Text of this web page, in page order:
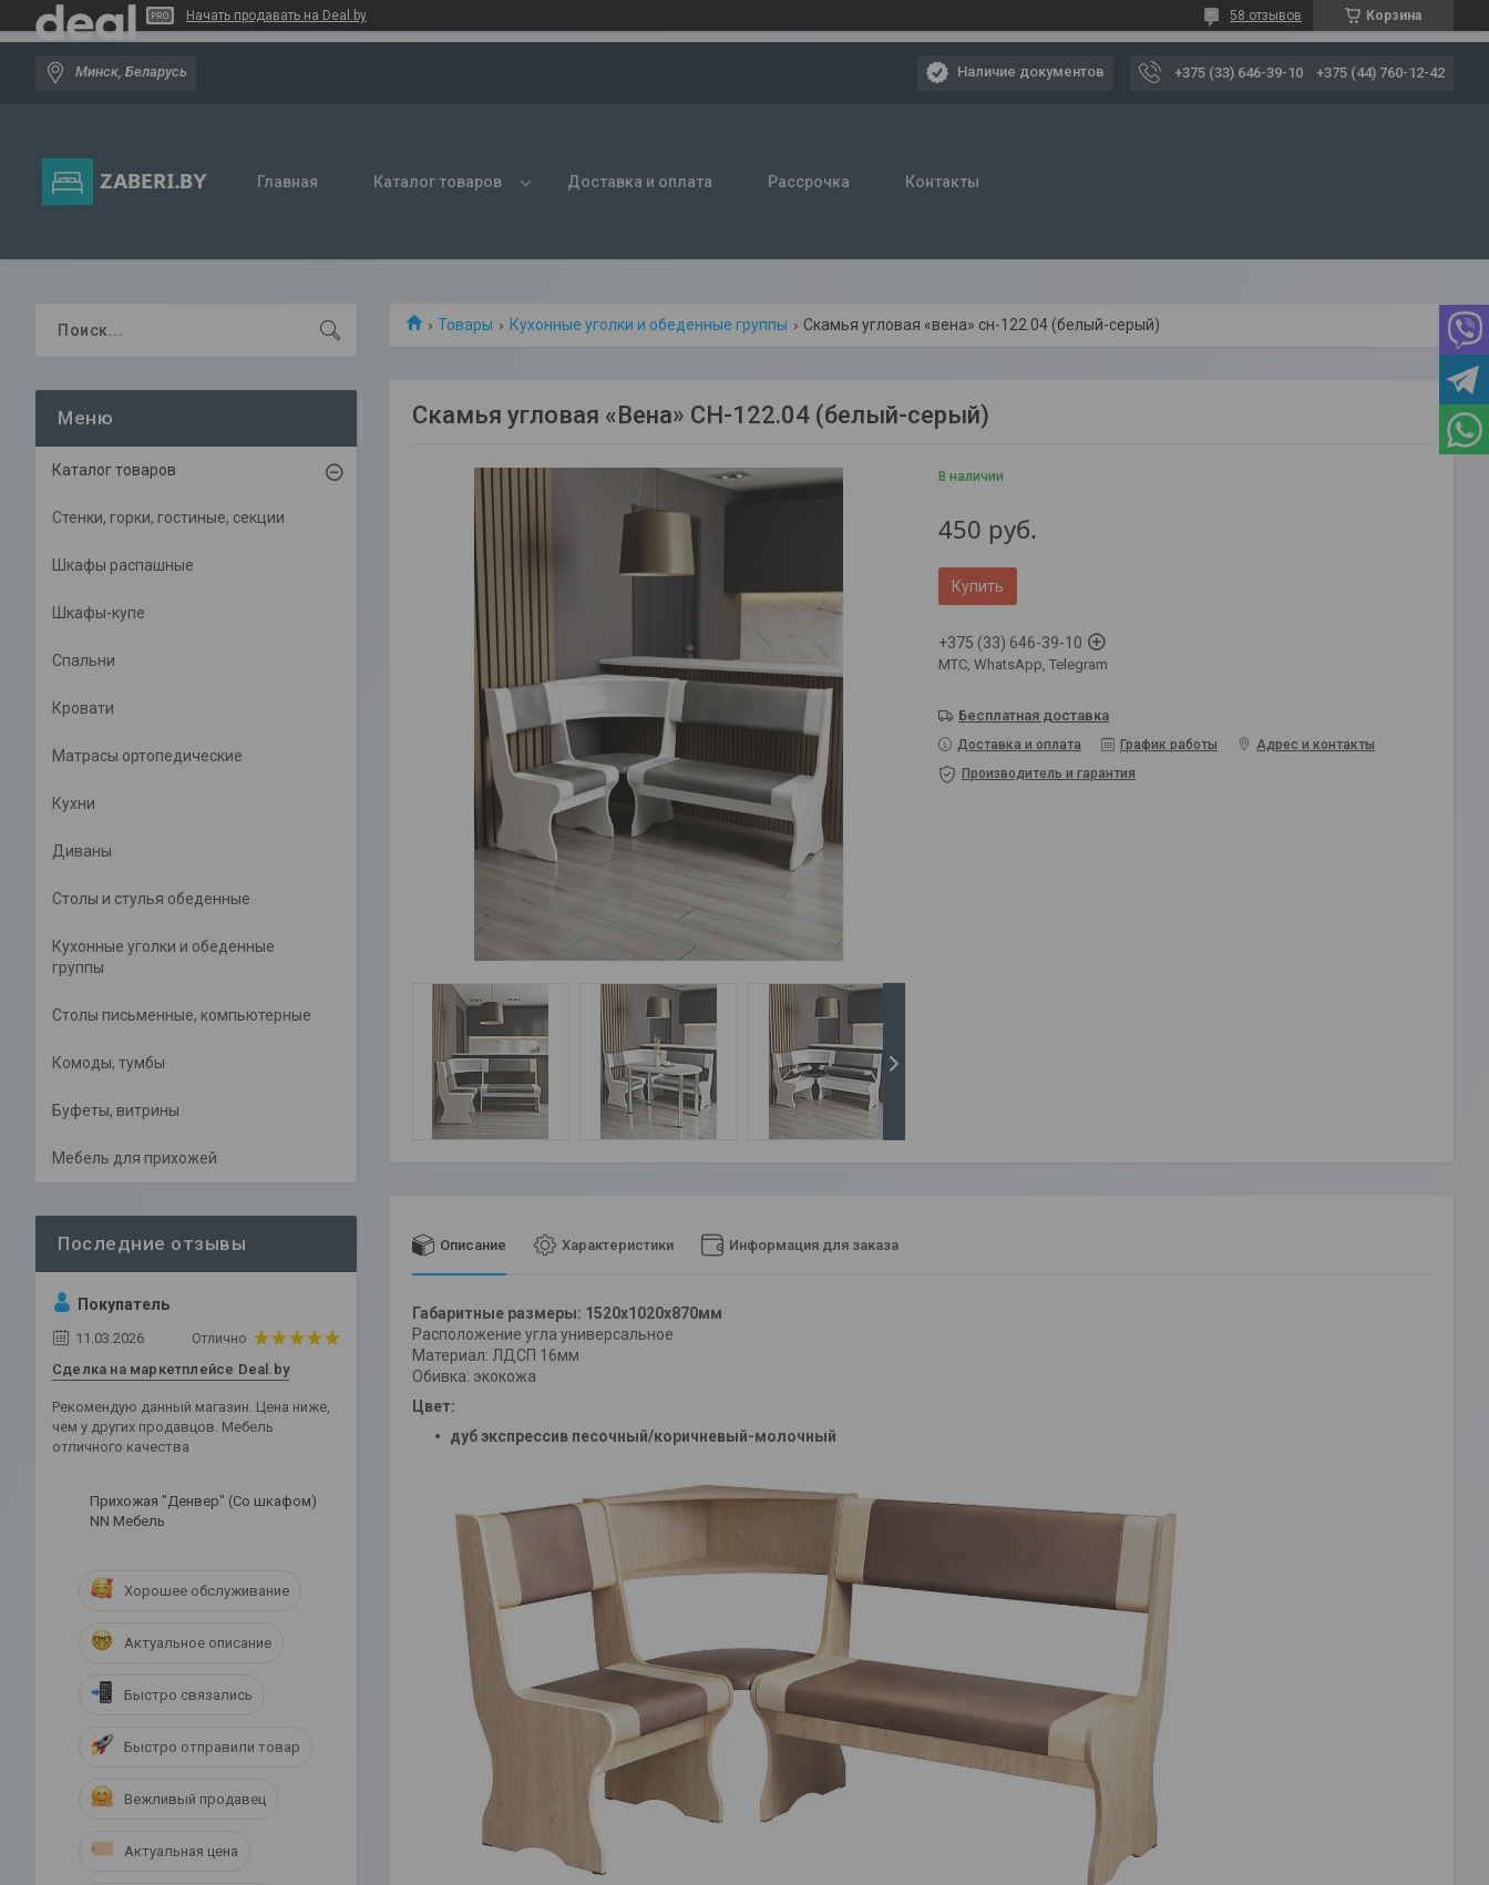
Начать продавать на Deal.by Корзина
58 отзывов
Минск, Беларусь Наличие документов +375 (33) 646-39-10 +375 (44) 760-12-42
Главная Каталог товаров Доставка и оплата Рассрочка Контакты
Товары Кухонные уголки и обеденные группы Скамья угловая «вена» сн-122.04 (белый-серый)
Скамья угловая «Вена» СН-122.04 (белый-серый)
В наличии
450 руб.
Купить
+375 (33) 646-39-10
МТС, WhatsApp, Telegram
Бесплатная доставка
Доставка и оплата График работы
Адрес и контакты
Производитель и гарантия
Описание Характеристики Информация для заказа
Габаритные размеры: 1520х1020х870мм
Расположение угла универсальное
Материал: ЛДСП 16мм
Обивка: экокожа
Цвет:
дуб экспрессив песочный/коричневый-молочный
Каталог товаров
Стенки, горки, гостиные, секции
Шкафы распашные
Шкафы-купе
Спальни
Кровати
Матрасы ортопедические
Кухни
Диваны
Столы и стулья обеденные
Кухонные уголки и обеденные
группы
Столы письменные, компьютерные
Комоды, тумбы
Буфеты, витрины
Мебель для прихожей
Покупатель
11.03.2026 Отлично
Сделка на маркетплейсе Deal.by
Рекомендую данный магазин. Цена ниже,
чем у других продавцов. Мебель
отличного качества
Прихожая "Денвер" (Со шкафом)
NN Мебель
Хорошее обслуживание
Актуальное описание
Быстро связались
Быстро отправили товар
Вежливый продавец
Актуальная цена